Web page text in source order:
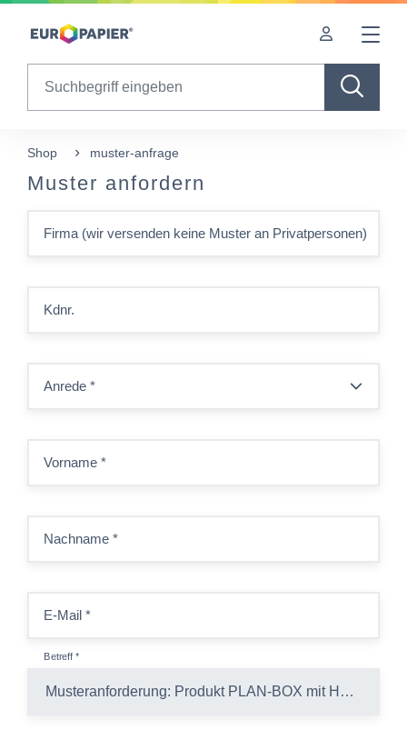
Table Of Content
Shop muster-anfrage
Muster anfordern
Firma (wir versenden keine Muster an Privatpersonen)
Kdnr.
Anrede *
Vorname *
Nachname *
E-Mail *
Betreff*